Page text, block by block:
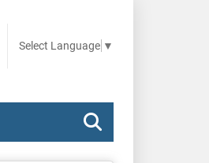
Select Language ▼